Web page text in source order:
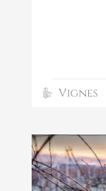
Vignes